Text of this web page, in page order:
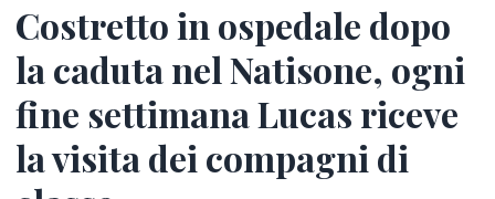
Costretto in ospedale dopo
la caduta nel Natisone, ogni
fine settimana Lucas riceve
la visita dei compagni di